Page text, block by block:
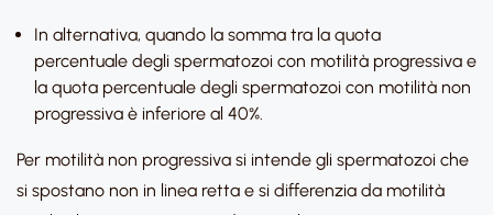
In alternativa, quando la somma tra la quota
percentuale degli spermatozoi con motilità progressiva e
la quota percentuale degli spermatozoi con motilità non
progressiva è inferiore al 40%.
Per motilità non progressiva si intende gli spermatozoi che
si spostano non in linea retta e si differenzia da motilità